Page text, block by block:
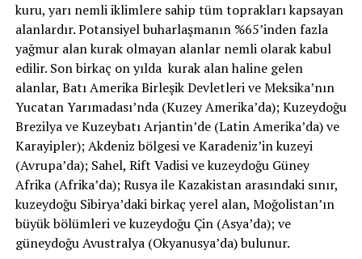
kuru, yarı nemli iklimlere sahip tüm toprakları kapsayan
alanlardır. Potansiyel buharlaşmanın %65’inden fazla
yağmur alan kurak olmayan alanlar nemli olarak kabul
edilir. Son birkaç on yılda kurak alan haline gelen
alanlar, Batı Amerika Birleşik Devletleri ve Meksika’nın
Yucatan Yarımadası’nda (Kuzey Amerika’da); Kuzeydoğu
Brezilya ve Kuzeybatı Arjantin’de (Latin Amerika’da) ve
Karayipler); Akdeniz bölgesi ve Karadeniz’in kuzeyi
(Avrupa’da); Sahel, Rift Vadisi ve kuzeydoğu Güney
Afrika (Afrika’da); Rusya ile Kazakistan arasındaki sınır,
kuzeydoğu Sibirya’daki birkaç yerel alan, Moğolistan’ın
büyük bölümleri ve kuzeydoğu Çin (Asya’da); ve
güneydoğu Avustralya (Okyanusya’da) bulunur.